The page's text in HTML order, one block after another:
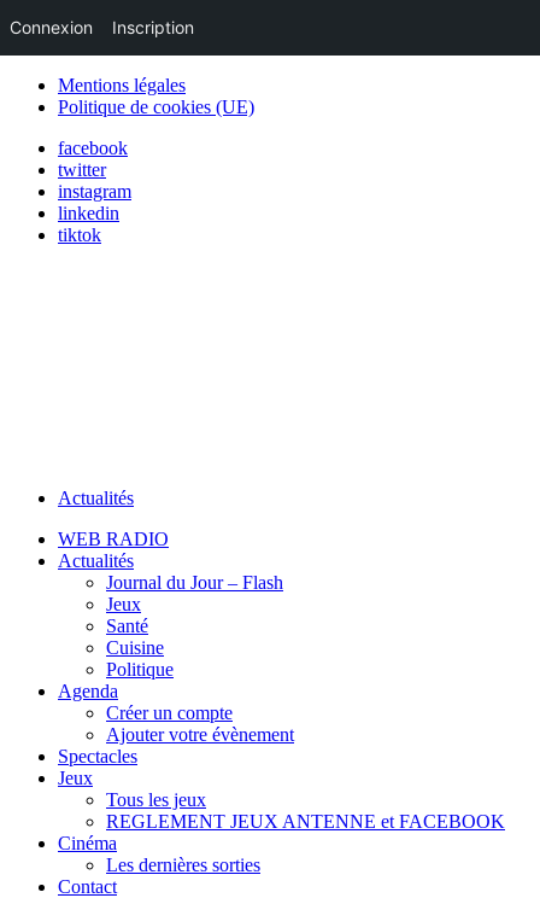
Mentions légales
Politique de cookies (UE)
facebook
twitter
instagram
linkedin
tiktok
Actualités
WEB RADIO
Actualités
Journal du Jour – Flash
Jeux
Santé
Cuisine
Politique
Agenda
Créer un compte
Ajouter votre évènement
Spectacles
Jeux
Tous les jeux
REGLEMENT JEUX ANTENNE et FACEBOOK
Cinéma
Les dernières sorties
Contact
Connexion Inscription